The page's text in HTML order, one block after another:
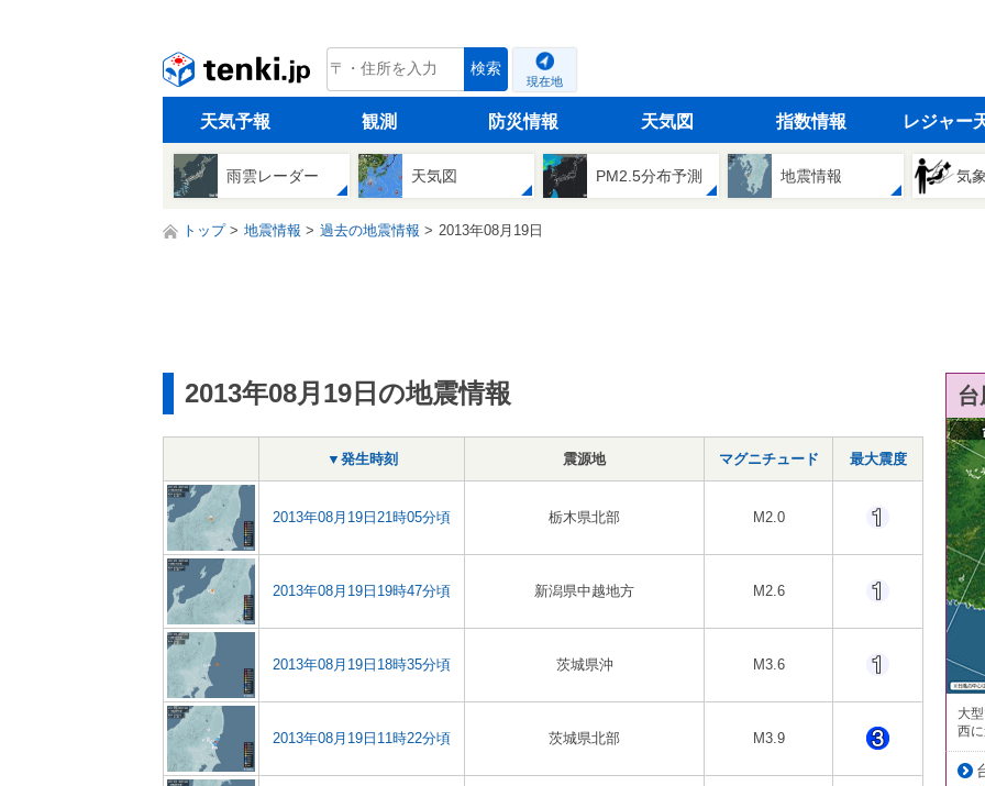
tenki.jp 検索
現在地
天気予報 観測 防災情報 天気図 指数情報 レジャー
雨雲レーダー 天気図 PM2.5分布予測 地震情報 気
トップ 地震情報 過去の地震情報 2013年08月19日
2013年08月19日の地震情報
▼発生時刻 震源地 マグニチュード 最大震度
2013年08月19日21時05分頃 栃木県北部 M2.0
2013年08月19日19時47分頃 新潟県中越地方 M2.6
2013年08月19日18時35分頃 茨城県沖 M3.6
2013年08月19日11時22分頃 茨城県北部 M3.9
大
西